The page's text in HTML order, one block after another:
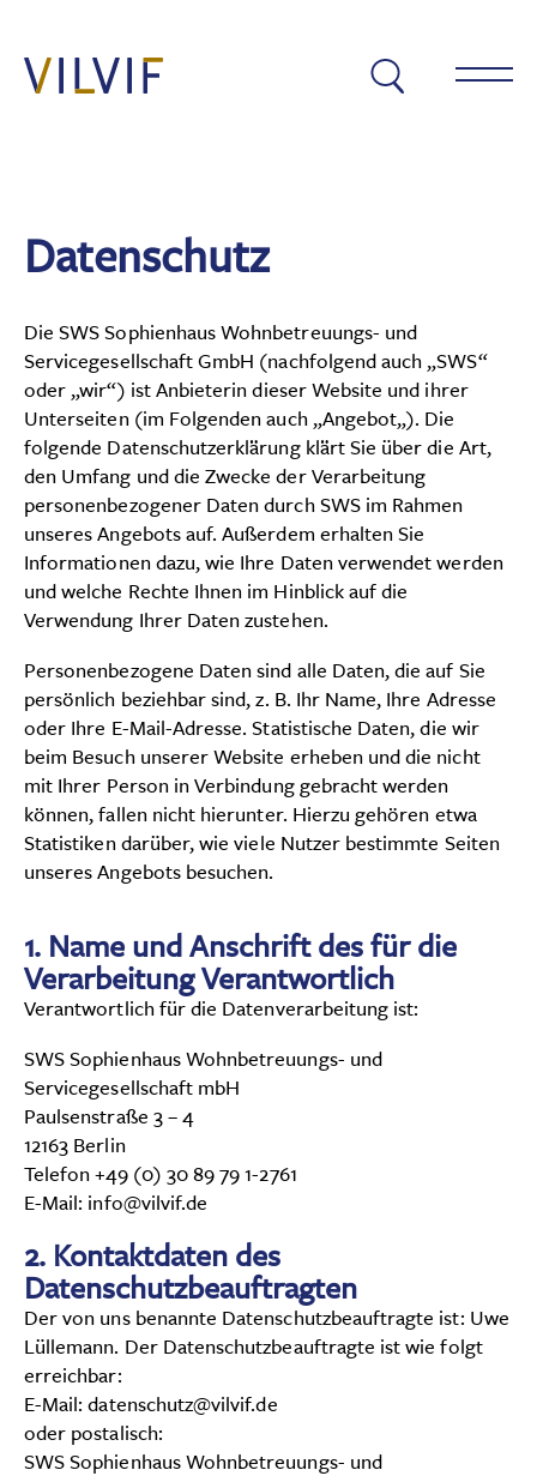
Residenzen
VILVIF Ahrensburg
Über VILVIF
Karriere
Kontakt
Datenschutz Impressum
Datenschutz
Die SWS Sophienhaus Wohnbetreuungs- und
Servicegesellschaft GmbH (nachfolgend auch „SWS“
oder „wir“) ist Anbieterin dieser Website und ihrer
Unterseiten (im Folgenden auch „Angebot„). Die
folgende Datenschutzerklärung klärt Sie über die Art,
den Umfang und die Zwecke der Verarbeitung
personenbezogener Daten durch SWS im Rahmen
unseres Angebots auf. Außerdem erhalten Sie
Informationen dazu, wie Ihre Daten verwendet werden
und welche Rechte Ihnen im Hinblick auf die
Verwendung Ihrer Daten zustehen.
Personenbezogene Daten sind alle Daten, die auf Sie
persönlich beziehbar sind, z. B. Ihr Name, Ihre Adresse
oder Ihre E-Mail-Adresse. Statistische Daten, die wir
beim Besuch unserer Website erheben und die nicht
mit Ihrer Person in Verbindung gebracht werden
können, fallen nicht hierunter. Hierzu gehören etwa
Statistiken darüber, wie viele Nutzer bestimmte Seiten
unseres Angebots besuchen.
1. Name und Anschrift des für die
Verarbeitung Verantwortlich
Verantwortlich für die Datenverarbeitung ist:
SWS Sophienhaus Wohnbetreuungs- und
Servicegesellschaft mbH
Paulsenstraße 3 – 4
12163 Berlin
Telefon +49 (0) 30 89 79 1-2761
E-Mail: info@vilvif.de
2. Kontaktdaten des
Datenschutzbeauftragten
Der von uns benannte Datenschutzbeauftragte ist: Uwe
Lüllemann. Der Datenschutzbeauftragte ist wie folgt
erreichbar:
E-Mail: datenschutz@vilvif.de
oder postalisch:
SWS Sophienhaus Wohnbetreuungs- und